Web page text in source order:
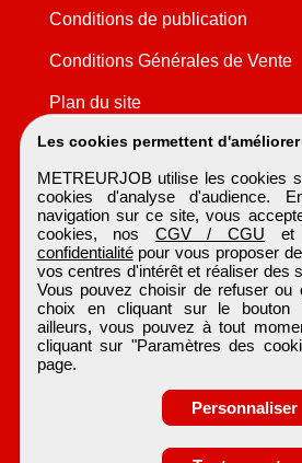
Les cookies permettent
METREURJOB utilise les cookies
cookies d'analyse d'audience.
navigation sur ce site, vous
cookies, nos CGV / CGU et
confidentialitépour vous proposer
vos centres d'intérêt et réaliser des
Vous pouvez choisir de refuser ou
choix en cliquant sur le bouton
ailleurs, vous pouvez à tout
cliquant sur "Paramètres des
page.
Personnaliser
Conditions de publication
Conditions Générales de Vente
Plan du site